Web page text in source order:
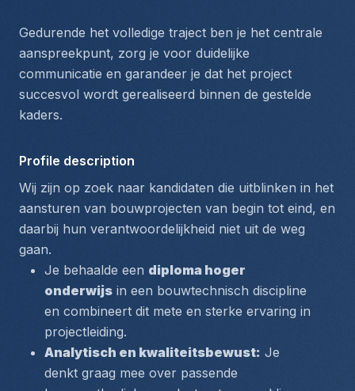
Gedurende het volledige traject ben je het centrale
aanspreekpunt, zorg je voor duidelijke
communicatie en garandeer je dat het project
succesvol wordt gerealiseerd binnen de gestelde
kaders.
Profile description
Wij zijn op zoek naar kandidaten die uitblinken in het
aansturen van bouwprojecten van begin tot eind, en
daarbij hun verantwoordelijkheid niet uit de weg
gaan.
Je behaalde een diploma hoger
onderwijs in een bouwtechnisch discipline
en combineert dit mete en sterke ervaring in
projectleiding.
Analytisch en kwaliteitsbewust: Je
denkt graag mee over passende